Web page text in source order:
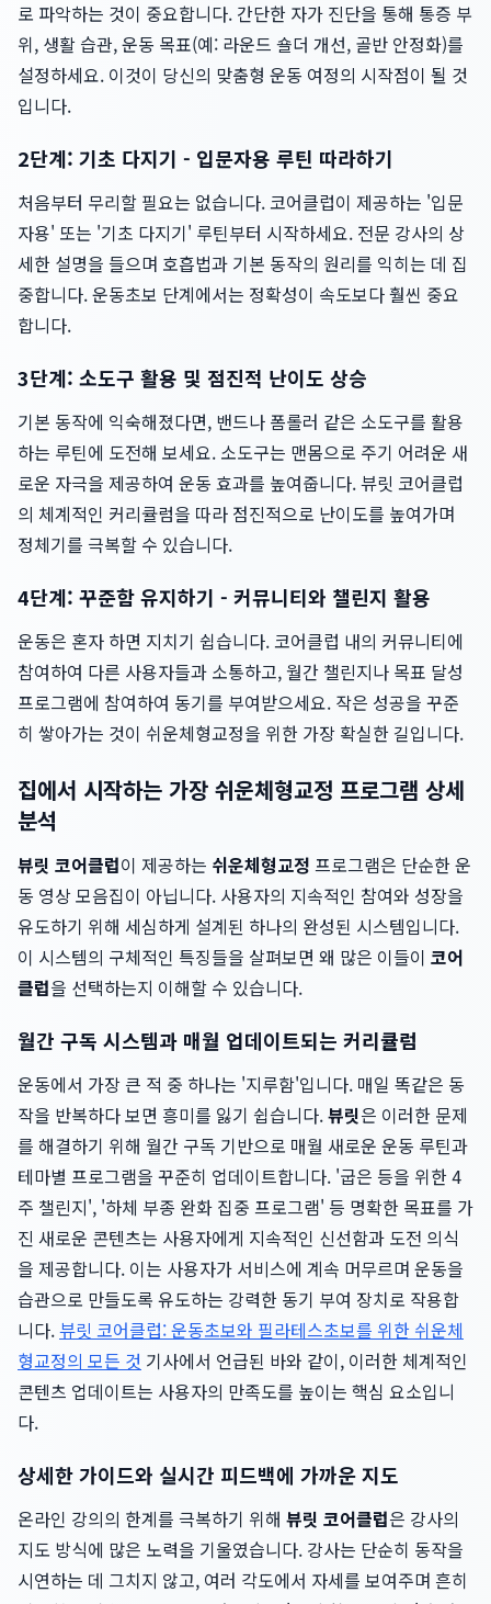
로 파악하는 것이 중요합니다. 간단한 자가 진단을 통해 통증 부
위, 생활 습관, 운동 목표(예: 라운드 숄더 개선, 골반 안정화)를
설정하세요. 이것이 당신의 맞춤형 운동 여정의 시작점이 될 것
입니다.
2단계: 기초 다지기 - 입문자용 루틴 따라하기
처음부터 무리할 필요는 없습니다. 코어클럽이 제공하는 '입문
자용' 또는 '기초 다지기' 루틴부터 시작하세요. 전문 강사의 상
세한 설명을 들으며 호흡법과 기본 동작의 원리를 익히는 데 집
중합니다. 운동초보 단계에서는 정확성이 속도보다 훨씬 중요
합니다.
3단계: 소도구 활용 및 점진적 난이도 상승
기본 동작에 익숙해졌다면, 밴드나 폼롤러 같은 소도구를 활용
하는 루틴에 도전해 보세요. 소도구는 맨몸으로 주기 어려운 새
로운 자극을 제공하여 운동 효과를 높여줍니다. 뷰릿 코어클럽
의 체계적인 커리큘럼을 따라 점진적으로 난이도를 높여가며
정체기를 극복할 수 있습니다.
4단계: 꾸준함 유지하기 - 커뮤니티와 챌린지 활용
운동은 혼자 하면 지치기 쉽습니다. 코어클럽 내의 커뮤니티에
참여하여 다른 사용자들과 소통하고, 월간 챌린지나 목표 달성
프로그램에 참여하여 동기를 부여받으세요. 작은 성공을 꾸준
히 쌓아가는 것이 쉬운체형교정을 위한 가장 확실한 길입니다.
집에서 시작하는 가장 쉬운체형교정 프로그램 상세
분석
뷰릿 코어클럽이 제공하는 쉬운체형교정 프로그램은 단순한 운
동 영상 모음집이 아닙니다. 사용자의 지속적인 참여와 성장을
유도하기 위해 세심하게 설계된 하나의 완성된 시스템입니다.
이 시스템의 구체적인 특징들을 살펴보면 왜 많은 이들이 코어
클럽을 선택하는지 이해할 수 있습니다.
월간 구독 시스템과 매월 업데이트되는 커리큘럼
운동에서 가장 큰 적 중 하나는 '지루함'입니다. 매일 똑같은 동
작을 반복하다 보면 흥미를 잃기 쉽습니다.뷰릿은 이러한 문제
를 해결하기 위해 월간 구독 기반으로 매월 새로운 운동 루틴과
테마별 프로그램을 꾸준히 업데이트합니다. '굽은 등을 위한 4
주 챌린지', '하체 부종 완화 집중 프로그램' 등 명확한 목표를 가
진 새로운 콘텐츠는 사용자에게 지속적인 신선함과 도전 의식
을 제공합니다. 이는 사용자가 서비스에 계속 머무르며 운동을
습관으로 만들도록 유도하는 강력한 동기 부여 장치로 작용합
니다.뷰릿 코어클럽: 운동초보와 필라테스초보를 위한 쉬운체
형교정의 모든 것 기사에서 언급된 바와 같이, 이러한 체계적인
콘텐츠 업데이트는 사용자의 만족도를 높이는 핵심 요소입니
다.
상세한 가이드와 실시간 피드백에 가까운 지도
온라인 강의의 한계를 극복하기 위해 뷰릿 코어클럽은 강사의
지도 방식에 많은 노력을 기울였습니다. 강사는 단순히 동작을
시연하는 데 그치지 않고, 여러 각도에서 자세를 보여주며 흔히